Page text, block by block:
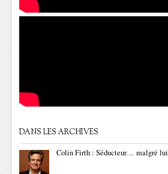
DANS LES ARCHIVES
Colin Firth : Séducteur… malgré lui